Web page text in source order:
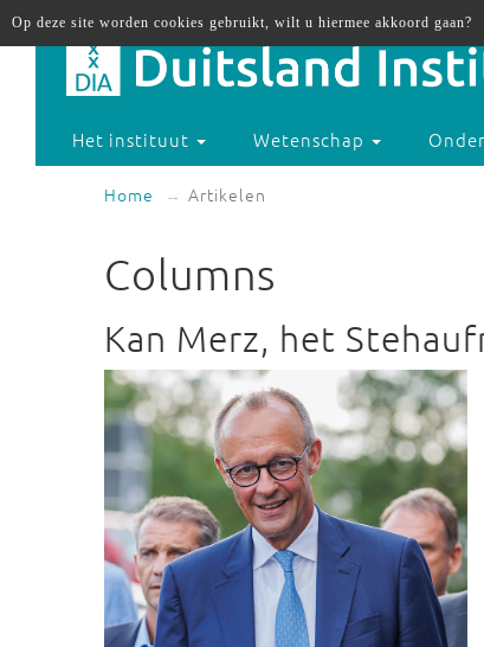
Het instituut Wetenschap
Home Artikelen
Columns
Kan Merz, het
Op deze site worden cookies gebruikt, wilt u hiermee akkoord gaan?